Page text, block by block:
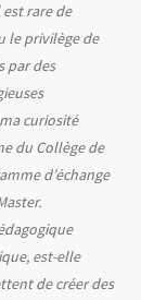
rare de
le privilège de
par des
curiosité
du Collège de
d’échange
est-elle
de créer des